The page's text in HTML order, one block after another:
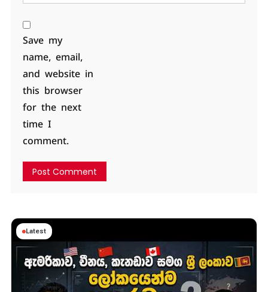
Save my
name, email,
and website in
this browser
for the next
time I
comment.
Latest